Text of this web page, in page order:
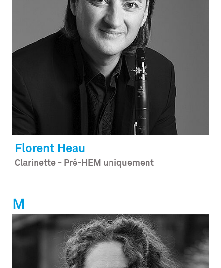
Florent Heau
Clarinette - Pré-HEM uniquement
M